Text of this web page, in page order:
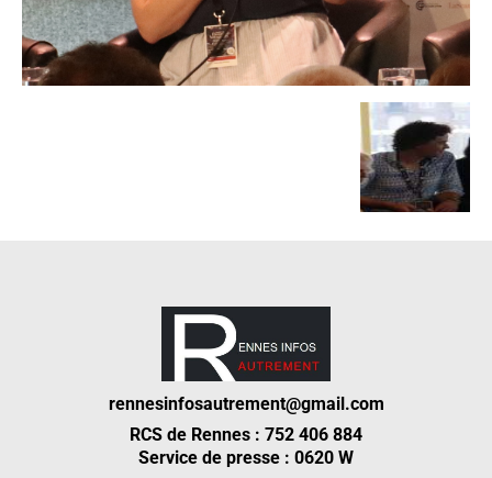
rennesinfosautrement@gmail.com
RCS de Rennes : 752 406 884
Service de presse : 0620 W